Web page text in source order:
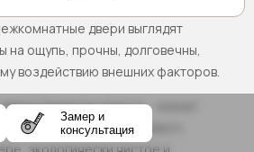
варианты декоративной
двери выглядят
на ощупь, прочны, долговечны,
воздействию внешних факторов.
премиум-класса – значит
любого стилевого
Замер и
консультация